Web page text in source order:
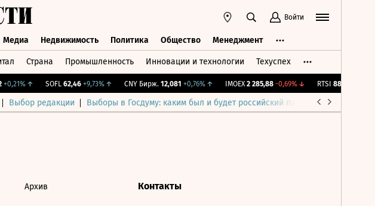
Войти
Медиа Недвижимость Политика Общество Менеджмент
Страна Промышленность Инновации и технологии Техуспех
↑ SOFL 62,46 +9,73%↑ CNY Бирж. 12,081 +0,76%↑ IMOEX 2 285,88 -0,69%↓ RTSI 884,56
Выбор редакции Выборы в Госдуму: каким был и будет российский парламент
Архив Контакты